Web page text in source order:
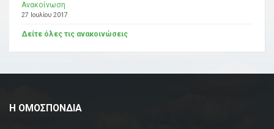
Ανακοίνωση
27 Ιουλίου 2017
Δείτε όλες τις ανακοινώσεις
Η ΟΜΟΣΠΟΝΔΙΑ